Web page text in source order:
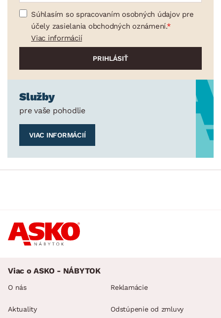
Súhlasím so spracovaním osobných údajov pre
účely zasielania obchodných oznámení.
Viac informácií
Služby
pre vaše pohodlie
VIAC INFORMÁCIÍ
Viac o ASKO - NÁBYTOK
O nás
Aktuality
Reklamácie
Odstúpenie od zmluvy